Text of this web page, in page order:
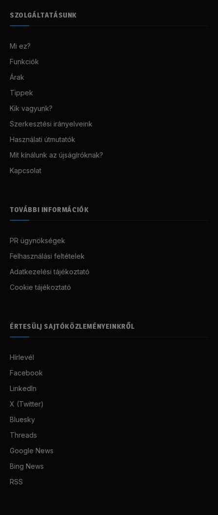
SZOLGÁLTATÁSUNK
Mi ez?
Funkciók
Árak
Tippek
Kik vagyunk?
Szerkesztési irányelveink
Használati útmutatók
Mit kínálunk az újságíróknak?
Kapcsolat
TOVÁBBI INFORMÁCIÓK
PR ügynökségek
Felhasználási feltételek
Adatkezelési tájékoztató
Cookie tájékoztató
ÉRTESÜLJ SAJTÓKÖZLEMÉNYEINKRŐL
Hírlevél
Facebook
LinkedIn
X (Twitter)
Bluesky
Threads
Google News
Bing News
RSS